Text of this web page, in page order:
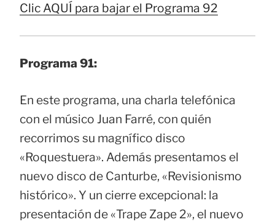
Clic AQUÍ para bajar el Programa 92
Programa 91:
En este programa, una charla telefónica
con el músico Juan Farré, con quién
recorrimos su magnífico disco
«Roquestuera». Además presentamos el
nuevo disco de Canturbe, «Revisionismo
histórico». Y un cierre excepcional: la
presentación de «Trape Zape 2», el nuevo